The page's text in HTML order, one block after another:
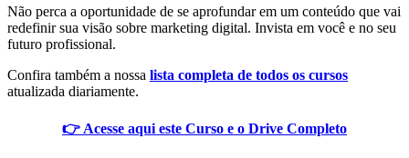
Não perca a oportunidade de se aprofundar em um conteúdo que vai
redefinir sua visão sobre marketing digital. Invista em você e no seu
futuro profissional.
Confira também a nossa lista completa de todos os cursos
atualizada diariamente.
👉 Acesse aqui este Curso e o Drive Completo